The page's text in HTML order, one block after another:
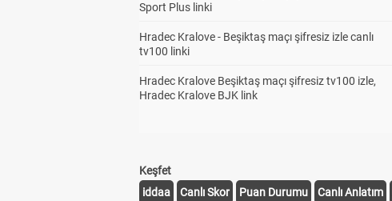
Sport Plus linki
Hradec Kralove - Beşiktaş maçı şifresiz izle canlı
tv100 linki
Hradec Kralove Beşiktaş maçı şifresiz tv100 izle,
Hradec Kralove BJK link
Keşfet
iddaa
Canlı Skor Puan Durumu Canlı Anlatım